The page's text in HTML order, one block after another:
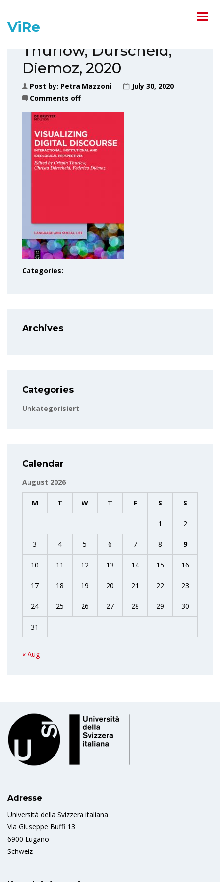
ViRe
Thurlow, Durscheid,
Diemoz, 2020
Post by: Petra Mazzoni
July 30, 2020
Comments off
Categories:
Archives
Categories
Unkategorisiert
Calendar
August 2026
M T W T F S S
1 2
3 4 5 6 7 8 9
10 11 12 13 14 15 16
17 18 19 20 21 22 23
24 25 26 27 28 29 30
31
« Aug
Adresse
Università della Svizzera italiana
Via Giuseppe Buffi 13
6900 Lugano
Schweiz